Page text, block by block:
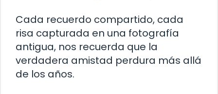
Cada recuerdo compartido, cada
risa capturada en una fotografía
antigua, nos recuerda que la
verdadera amistad perdura más allá
de los años.